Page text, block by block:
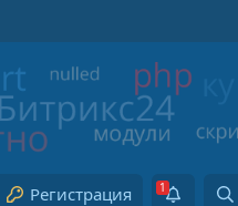
Регистрация